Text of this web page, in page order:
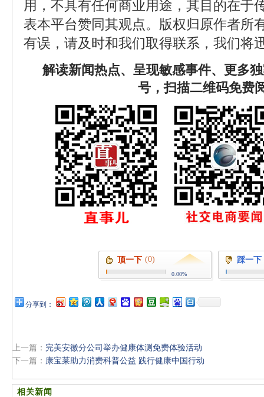
用，不具有任何商业用途，其目的在于
表本平台赞同其观点。版权归原作者所
有误，请及时和我们取得联系，我们将
解读新闻热点、呈现敏感事件、更多
号，扫描二维码免费
顶一下 (0)
0.00%
踩一下
分享到：
上一篇： 完美安徽分公司举办健康体测免费体验活动
下一篇： 康宝莱助力消费科普公益 践行健康中国行动
相关新闻